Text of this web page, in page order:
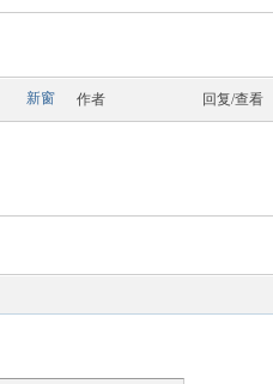
新窗 作者 回复/查看